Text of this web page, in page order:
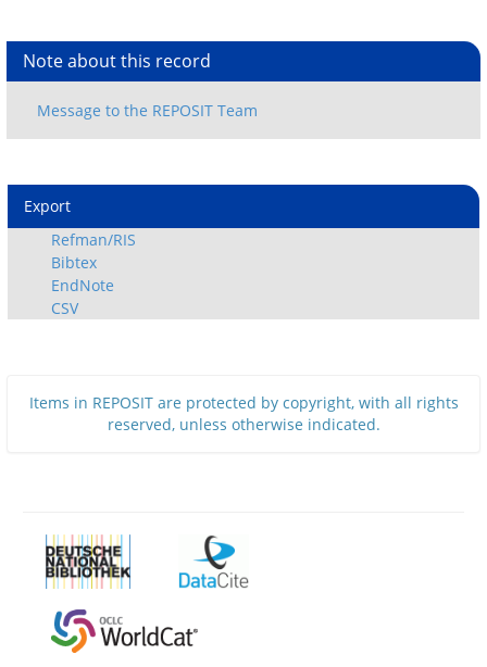
Note about this record
Export
Refman/RIS
Bibtex
EndNote
CSV
Items in REPOSIT are protected by copyright, with all rights
reserved, unless otherwise indicated.